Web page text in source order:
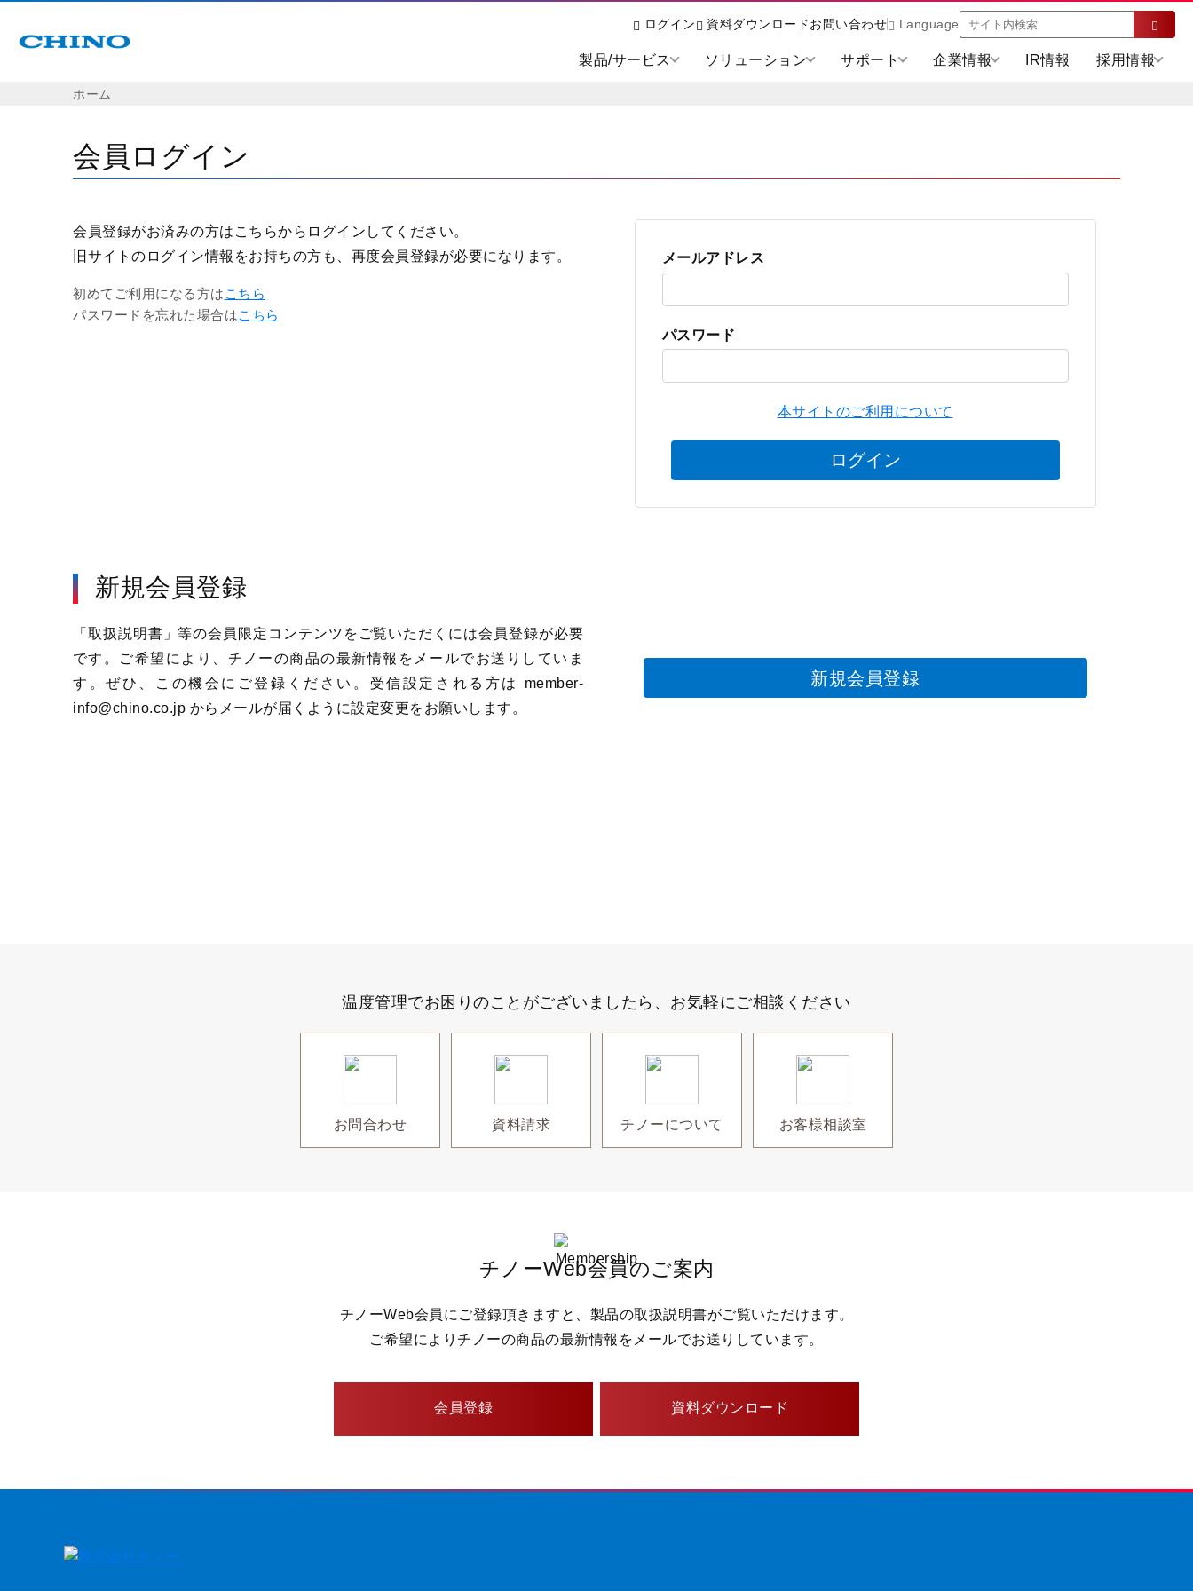
ログイン 資料ダウンロードお問い合わせ Language
製品/サービス ソリューション サポート 企業情報 IR情報 採用情報
ホーム
会員ログイン
会員登録がお済みの方はこちらからログインしてください。
旧サイトのログイン情報をお持ちの方も、再度会員登録が必要になります。
初めてご利用になる方は こちら
パスワードを忘れた場合はこちら
メールアドレス
パスワード
本サイトのご利用について
ログイン
新規会員登録
「取扱説明書」等の会員限定コンテンツをご覧いただくには会員登録が必要
です。ご希望により、チノーの商品の最新情報をメールでお送りしていま
す。ぜひ、この機会にご登録ください。受信設定される方は member-
info@chino.co.jp からメールが届くように設定変更をお願いします。
新規会員登録
温度管理でお困りのことがございましたら、 お気軽にご相談ください
お問合わせ 資料請求 チノーについて お客様相談室
チノーWeb会員のご案内
チノーWeb会員にご登録頂きますと、製品の取扱説明書がご覧いただけます。
ご希望によりチノーの商品の最新情報をメールでお送りしています。
会員登録 資料ダウンロード